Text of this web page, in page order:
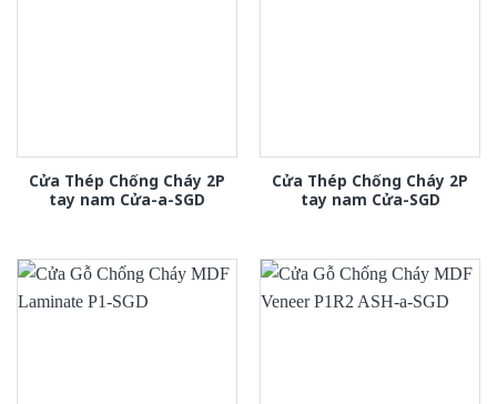
Cửa Thép Chống Cháy 2P
tay nam Cửa-a-SGD
Cửa Thép Chống Cháy 2P
tay nam Cửa-SGD